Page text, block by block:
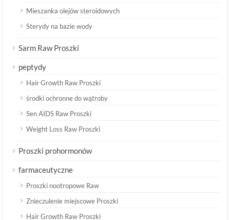
Mieszanka olejów steroidowych
Sterydy na bazie wody
Sarm Raw Proszki
peptydy
Hair Growth Raw Proszki
środki ochronne do wątroby
Sen AIDS Raw Proszki
Weight Loss Raw Proszki
Proszki prohormonów
farmaceutyczne
Proszki nootropowe Raw
Znieczulenie miejscowe Proszki
Hair Growth Raw Proszki